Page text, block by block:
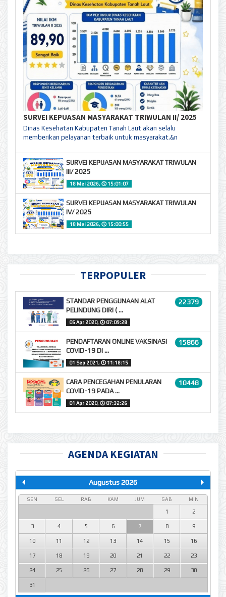
SURVEI KEPUASAN MASYARAKAT TRIWULAN II/ 2025
Dinas Kesehatan Kabupaten Tanah Laut akan selalu
memberikan pelayanan terbaik untuk masyarakat.&n
SURVEI KEPUASAN MASYARAKAT TRIWULAN
III/ 2025
18 Mei 2026,🕔15:01:07
SURVEI KEPUASAN MASYARAKAT TRIWULAN
IV/ 2025
18 Mei 2026,🕔15:00:55
TERPOPULER
22379
STANDAR PENGGUNAAN ALAT
PELINDUNG DIRI ( ...
05 Apr 2020,🕔07:09:28
15866
PENDAFTARAN ONLINE VAKSINASI
COVID-19 DI ...
01 Sep 2021,🕔11:18:15
10448
CARA PENCEGAHAN PENULARAN
COVID-19 PADA ...
01 Apr 2020,🕔07:32:26
AGENDA KEGIATAN
Augustus 2026
SEN SEL RAB KAM JUM SAB MIN
1 2
3 4 5 6 7 8 9
10 11 12 13 14 15 16
17 18 19 20 21 22 23
24 25 26 27 28 29 30
31